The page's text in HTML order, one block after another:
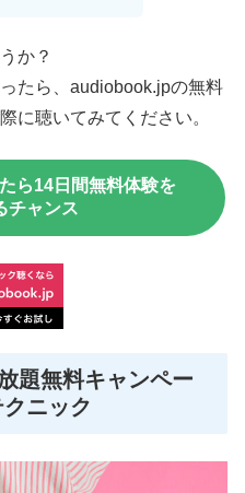
か？
たら、audiobook.jpの無料
に聴いてみてください。
ら14日間無料体験を
チャンス
題無料キャンペー
ニック